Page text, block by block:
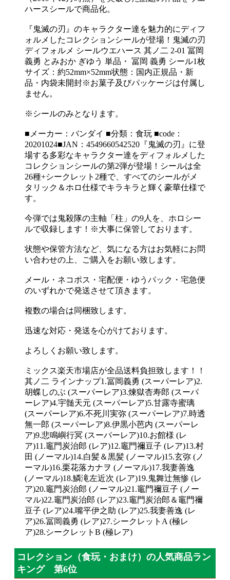
ハースシールで商品化。
『鬼滅の刃』のキャラクター達を魅力的にディフ
ォルメしたコレクションシールが登場！鬼滅の刃
ディフォルメ シールウエハース 其ノ二 2-01 冨岡
義勇 とみおか ぎゆう 単品・ 冨岡 義勇 シール1枚
サイズ：約52mm×52mm状態：国内正規品・新
品・内袋未開封※お菓子及びパッケージは付属し
ません。
※シールのみとなります。
■メーカー：バンダイ ■分類：食玩 ■code：
20201024■JAN：4549660542520『鬼滅の刃』に登
場する多彩なキャラクター達をディフォルメした
コレクションシールの第2弾が登場！シールは全
26種+シークレット2種で、すべてのシールがメ
タリック＆ホロ仕様でキラキラと輝く豪華仕様で
す。
今弾では鬼殺隊の主軸「柱」の9人を、ホロシー
ルで収録します！※大事に保管しております。
状態や保管方法など、気になる方はお気軽にお問
い合わせの上、ご購入をお願い致します。
メール・ネコポス・宅配便・ゆうパック・宅急便
のいずれかで発送させて頂きます。
複数の場合は同梱致します。
迅速な対応・発送を心がけております。
よろしくお願い致します。
ミックス楽天市場店が全品送料負担致します！！
其ノ二 ラインナップ1.冨岡義勇 (スーパーレア)2.
胡蝶しのぶ (スーパーレア)3.煉獄杏寿郎 (スーパ
ーレア)4.宇髄天元 (スーパーレア)5.甘露寺蜜璃
(スーパーレア)6.不死川実弥 (スーパーレア)7.時透
無一郎 (スーパーレア)8.伊黒小芭内 (スーパーレ
ア)9.悲鳴嶼行冥 (スーパーレア)10.お館様 (レ
ア)11.竈門炭治郎 (レア)12.竈門禰豆子 (レア)13.村
田 (ノーマル)14.白髪＆黒髪 (ノーマル)15.玄弥 (ノ
ーマル)16.栗花落カナヲ (ノーマル)17.我妻善逸
(ノーマル)18.鱗滝左近次 (レア)19.鬼舞辻無惨 (レ
ア)20.竈門炭治郎 (ノーマル)21.竈門禰豆子 (ノー
マル)22.竈門炭治郎 (レア)23.竈門炭治郎＆竈門禰
豆子 (レア)24.嘴平伊之助 (レア)25.我妻善逸 (レ
ア)26.冨岡義勇 (レア)27.シークレットA (極レ
ア)28.シークレットB (極レア)
コレクション（食玩・おまけ）の人気商品ラン
キング 第6位